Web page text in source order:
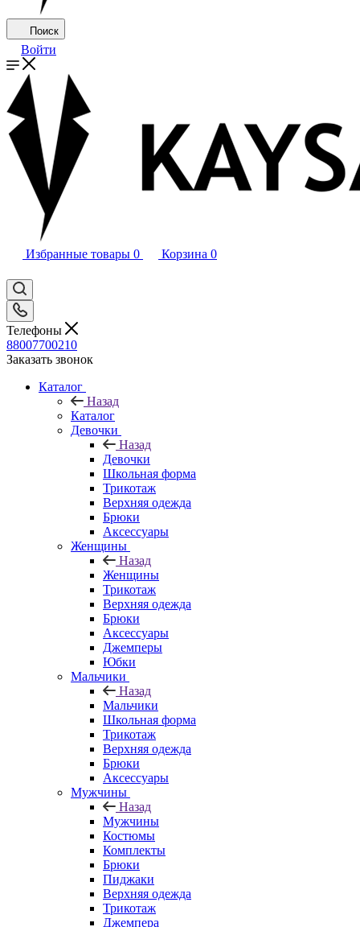
Поиск
Войти
Избранные товары 0 Корзина 0
Телефоны
88007700210
Заказать звонок
Каталог
Назад
Каталог
Девочки
Назад
Девочки
Школьная форма
Трикотаж
Верхняя одежда
Брюки
Аксессуары
Женщины
Назад
Женщины
Трикотаж
Верхняя одежда
Брюки
Аксессуары
Джемперы
Юбки
Мальчики
Назад
Мальчики
Школьная форма
Трикотаж
Верхняя одежда
Брюки
Аксессуары
Мужчины
Назад
Мужчины
Костюмы
Комплекты
Брюки
Пиджаки
Верхняя одежда
Трикотаж
Джемпера